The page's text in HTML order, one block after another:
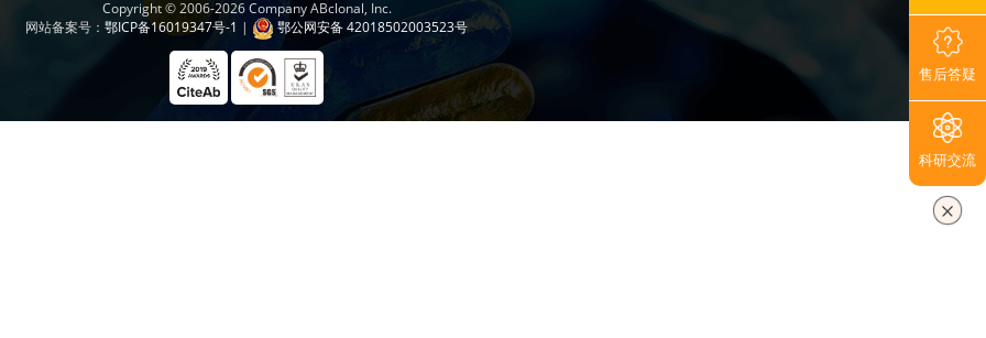
售后答疑
科研交流
Copyright © 2006-2026 Company ABclonal, Inc.
网站备案号： 鄂ICP备16019347号-1 | 鄂公网安备 42018502003523号